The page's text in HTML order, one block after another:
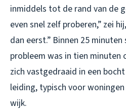
inmiddels tot de rand van de
even snel zelf proberen,” zei
dan eerst.” Binnen 25
probleem was in tien minuten
zich vastgedraaid in een
leiding, typisch voor
wijk.